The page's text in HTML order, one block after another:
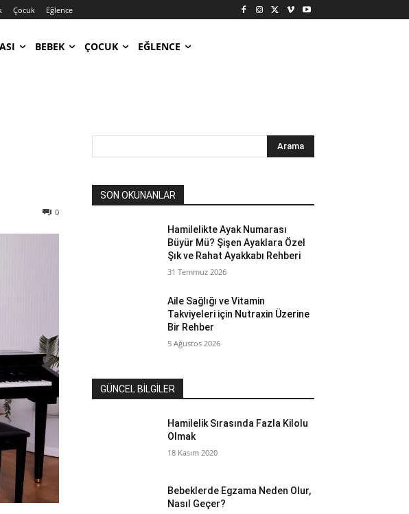
Çocuk Eğlence
BEBEK ÇOCUK EĞLENCE
0
Arama
SON OKUNANLAR
Hamilelikte Ayak Numarası
Büyür Mü? Şişen Ayaklara Özel
Şık ve Rahat Ayakkabı Rehberi
31 Temmuz 2026
Aile Sağlığı ve Vitamin
Takviyeleri için Nutraxin Üzerine
Bir Rehber
5 Ağustos 2026
GÜNCEL BİLGİLER
Hamilelik Sırasında Fazla Kilolu
Olmak
18 Kasım 2020
Bebeklerde Egzama Neden Olur,
Nasıl Geçer?